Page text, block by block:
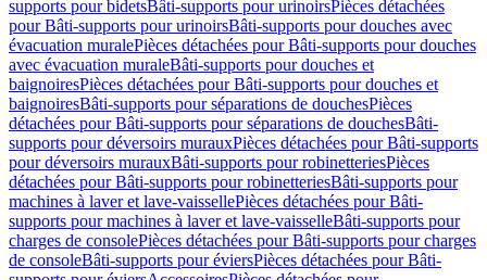
supports pour bidetsBâti-supports pour urinoirsPièces détachées
pour Bâti-supports pour urinoirsBâti-supports pour douches avec
évacuation muralePièces détachées pour Bâti-supports pour douches
avec évacuation muraleBâti-supports pour douches et
baignoiresPièces détachées pour Bâti-supports pour douches et
baignoiresBâti-supports pour séparations de douchesPièces
détachées pour Bâti-supports pour séparations de douchesBâti-
supports pour déversoirs murauxPièces détachées pour Bâti-supports
pour déversoirs murauxBâti-supports pour robinetteriesPièces
détachées pour Bâti-supports pour robinetteriesBâti-supports pour
machines à laver et lave-vaissellePièces détachées pour Bâti-
supports pour machines à laver et lave-vaisselleBâti-supports pour
charges de consolePièces détachées pour Bâti-supports pour charges
de consoleBâti-supports pour éviersPièces détachées pour Bâti-